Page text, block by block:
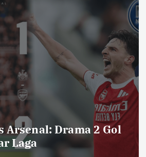
Arsenal: Drama 2 Gol
Laga